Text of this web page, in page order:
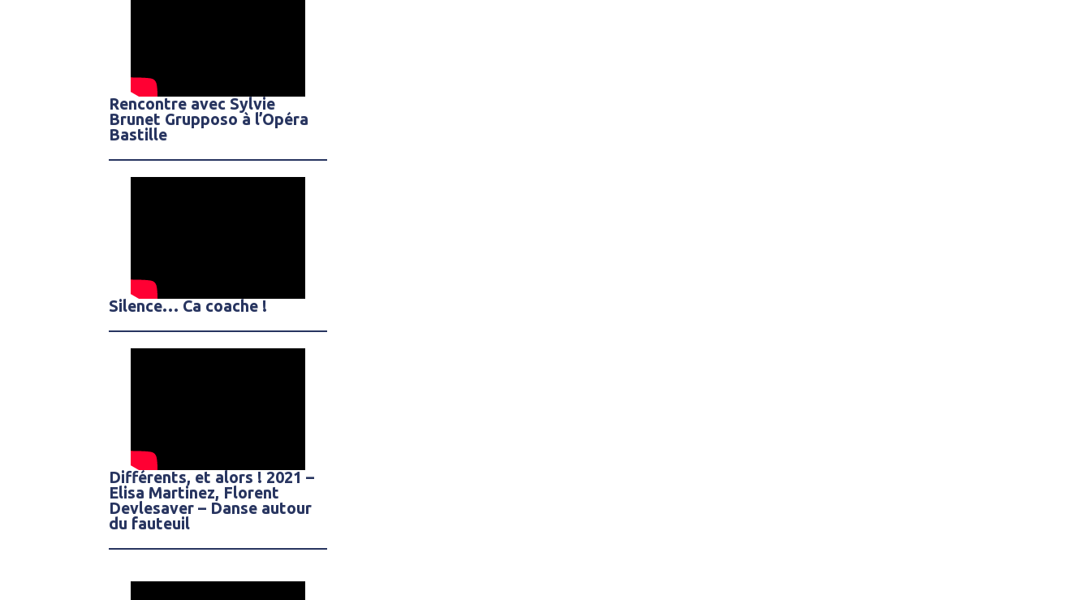
Rencontre avec Sylvie
Brunet Grupposo à l’Opéra
Bastille
Silence… Ca coache !
Différents, et alors ! 2021 –
Elisa Martinez, Florent
Devlesaver – Danse autour
du fauteuil